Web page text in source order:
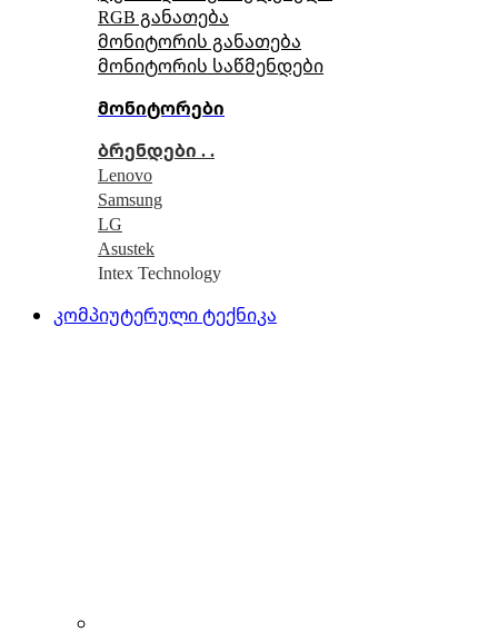
RGB განათება
მონიტორის განათება
მონიტორის საწმენდები
მონიტორები
ბრენდები . .
Lenovo
Samsung
LG
Asustek
Intex Technology
კომპიუტერული ტექნიკა